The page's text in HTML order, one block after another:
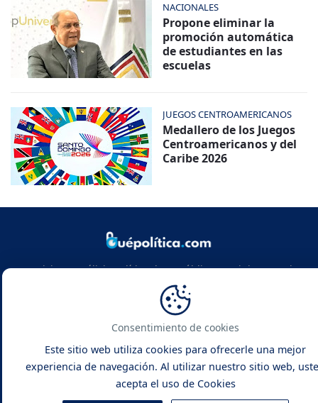
NACIONALES
Propone eliminar la
promoción automática
de estudiantes en las
escuelas
JUEGOS CENTROAMERICANOS
Medallero de los Juegos
Centroamericanos y del
Caribe 2026
Noticias y análisis político de República Dominicana y el
mundo. Infórmate con rigor, actualidad y las claves de la
política global.
Qué Política - Noticias y Análisis
Consentimiento de cookies
Este sitio web utiliza cookies para ofrecerle una mejor
experiencia de navegación. Al utilizar nuestro sitio web,
acepta el uso de Cookies